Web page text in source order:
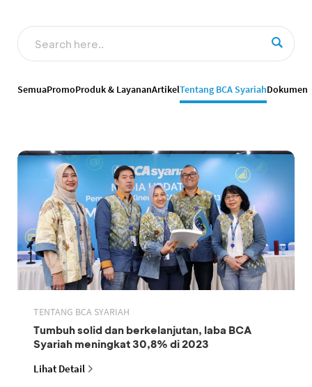
SemuaPromoProduk & LayananArtikelTentang BCA SyariahDokumen
TENTANG BCA SYARIAH
Tumbuh solid dan berkelanjutan, laba BCA
Syariah meningkat 30,8% di 2023
Lihat Detail